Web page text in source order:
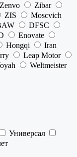
Zenvo
Zibar
ZIS
Moscvich
DFSC
Enovate
Hongqi
Iran
Leap Motor
Weltmeister
Универсал